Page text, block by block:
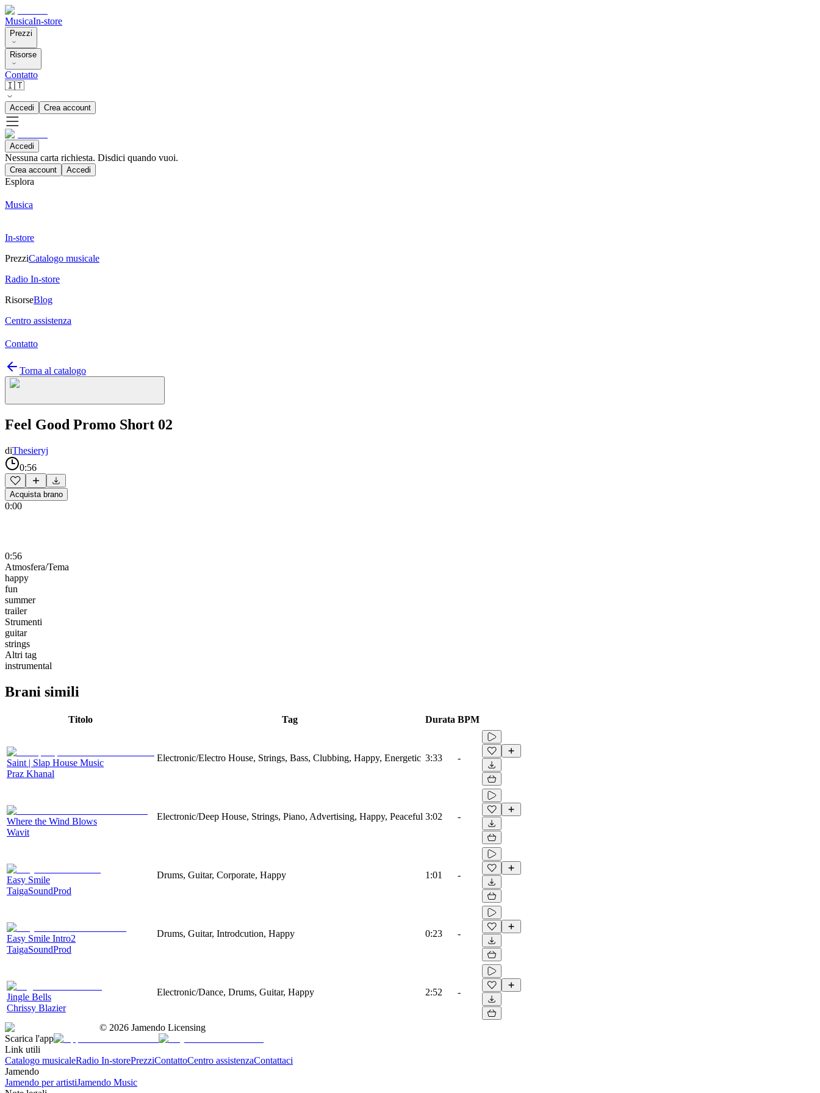
MusicaIn-store
Prezzi
Risorse
Contatto
🇮🇹
Accedi Crea account
Accedi
Nessuna carta richiesta. Disdici quando vuoi.
Crea account Accedi
Esplora
Musica
In-store
PrezziCatalogo musicale
Radio In-store
RisorseBlog
Centro assistenza
Contatto
Torna al catalogo
Feel Good Promo Short 02
diThesieryj
0:56
Acquista brano
0:00
0:56
Atmosfera/Tema
happy
fun
summer
trailer
Strumenti
guitar
strings
Altri tag
instrumental
Brani simili
Titolo Tag Durata BPM
Saint | Slap House Music
Praz Khanal
Electronic/Electro House, Strings, Bass, Clubbing, Happy, Energetic 3:33 -
Where the Wind Blows
Wavit
Electronic/Deep House, Strings, Piano, Advertising, Happy, Peaceful 3:02 -
Easy Smile
TaigaSoundProd
Drums, Guitar, Corporate, Happy 1:01 -
Easy Smile Intro2
TaigaSoundProd
Drums, Guitar, Introdcution, Happy 0:23 -
Jingle Bells
Chrissy Blazier
Electronic/Dance, Drums, Guitar, Happy 2:52 -
© 2026 Jamendo Licensing
Scarica l'app
Link utili
Catalogo musicaleRadio In-storePrezziContattoCentro assistenzaContattaci
Jamendo
Jamendo per artistiJamendo Music